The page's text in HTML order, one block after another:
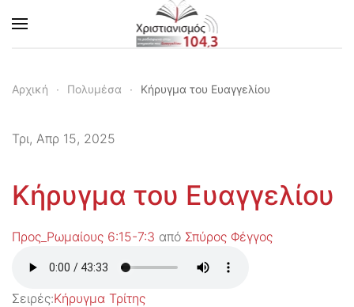
Skip to main content
Αρχική Πολυμέσα Κήρυγμα του Ευαγγελίου
Τρι, Απρ 15, 2025
Κήρυγμα του Ευαγγελίου
Προς_Ρωμαίους 6:15-7:3 από Σπύρος Φέγγος
Σειρές:Kήρυγμα Τρίτης